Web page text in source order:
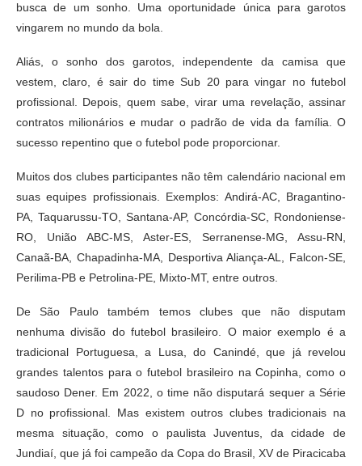
busca de um sonho. Uma oportunidade única para garotos
vingarem no mundo da bola.
Aliás, o sonho dos garotos, independente da camisa que
vestem, claro, é sair do time Sub 20 para vingar no futebol
profissional. Depois, quem sabe, virar uma revelação, assinar
contratos milionários e mudar o padrão de vida da família. O
sucesso repentino que o futebol pode proporcionar.
Muitos dos clubes participantes não têm calendário nacional em
suas equipes profissionais. Exemplos: Andirá-AC, Bragantino-
PA, Taquarussu-TO, Santana-AP, Concórdia-SC, Rondoniense-
RO, União ABC-MS, Aster-ES, Serranense-MG, Assu-RN,
Canaã-BA, Chapadinha-MA, Desportiva Aliança-AL, Falcon-SE,
Perilima-PB e Petrolina-PE, Mixto-MT, entre outros.
De São Paulo também temos clubes que não disputam
nenhuma divisão do futebol brasileiro. O maior exemplo é a
tradicional Portuguesa, a Lusa, do Canindé, que já revelou
grandes talentos para o futebol brasileiro na Copinha, como o
saudoso Dener. Em 2022, o time não disputará sequer a Série
D no profissional. Mas existem outros clubes tradicionais na
mesma situação, como o paulista Juventus, da cidade de
Jundiaí, que já foi campeão da Copa do Brasil, XV de Piracicaba